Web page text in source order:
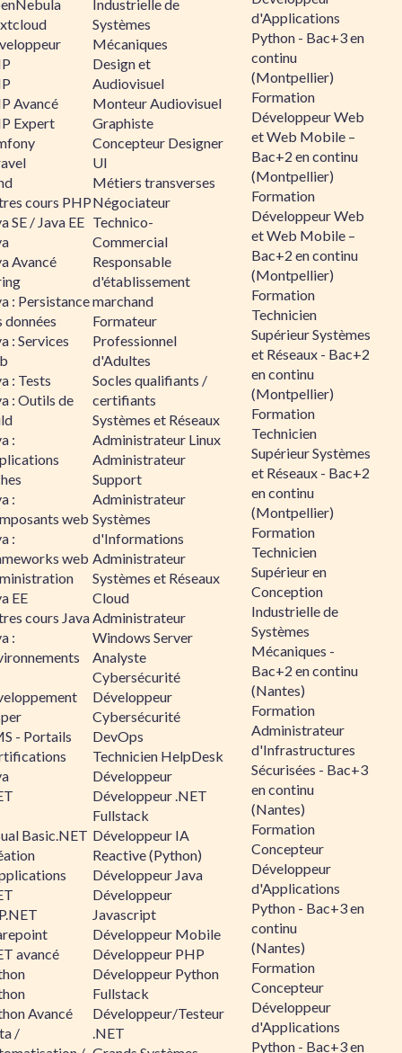
Avancé
Expert
cours PHP
SE / Java EE
Avancé
: Persistance
données
: Services
: Tests
: Outils de
:
:
web
:
web
EE
cours Java
:
- Portails
Basic.NET
avancé
Avancé
/
Industrielle de
Systèmes
Mécaniques
Design et
Audiovisuel
Monteur Audiovisuel
Graphiste
Concepteur Designer
UI
Métiers transverses
Négociateur
Technico-
Commercial
Responsable
d'établissement
marchand
Formateur
Professionnel
d'Adultes
Socles qualifiants /
certifiants
Systèmes et Réseaux
Administrateur Linux
Administrateur
Support
Administrateur
Systèmes
d'Informations
Administrateur
Systèmes et Réseaux
Cloud
Administrateur
Windows Server
Analyste
Cybersécurité
Développeur
Cybersécurité
DevOps
Technicien HelpDesk
Développeur
Développeur .NET
Fullstack
Développeur IA
Reactive (Python)
Développeur Java
Développeur
Javascript
Développeur Mobile
Développeur PHP
Développeur Python
Fullstack
Développeur/Testeur
.NET
d'Applications
Python - Bac+3 en
continu
(Montpellier)
Formation
Développeur Web
et Web Mobile –
Bac+2 en continu
(Montpellier)
Formation
Développeur Web
et Web Mobile –
Bac+2 en continu
(Montpellier)
Formation
Technicien
Supérieur Systèmes
et Réseaux - Bac+2
en continu
(Montpellier)
Formation
Technicien
Supérieur Systèmes
et Réseaux - Bac+2
en continu
(Montpellier)
Formation
Technicien
Supérieur en
Conception
Industrielle de
Systèmes
Mécaniques -
Bac+2 en continu
(Nantes)
Formation
Administrateur
d'Infrastructures
Sécurisées - Bac+3
en continu
(Nantes)
Formation
Concepteur
Développeur
d'Applications
Python - Bac+3 en
continu
(Nantes)
Formation
Concepteur
Développeur
d'Applications
Python - Bac+3 en